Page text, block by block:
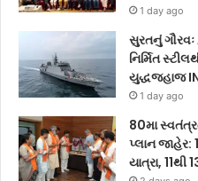
1 day ago
સુરતનું
નિર્મિત
યુદ્ધજહાજ
1 day ago
80મા
પ્લાન જાહેર:
યાત્રા,